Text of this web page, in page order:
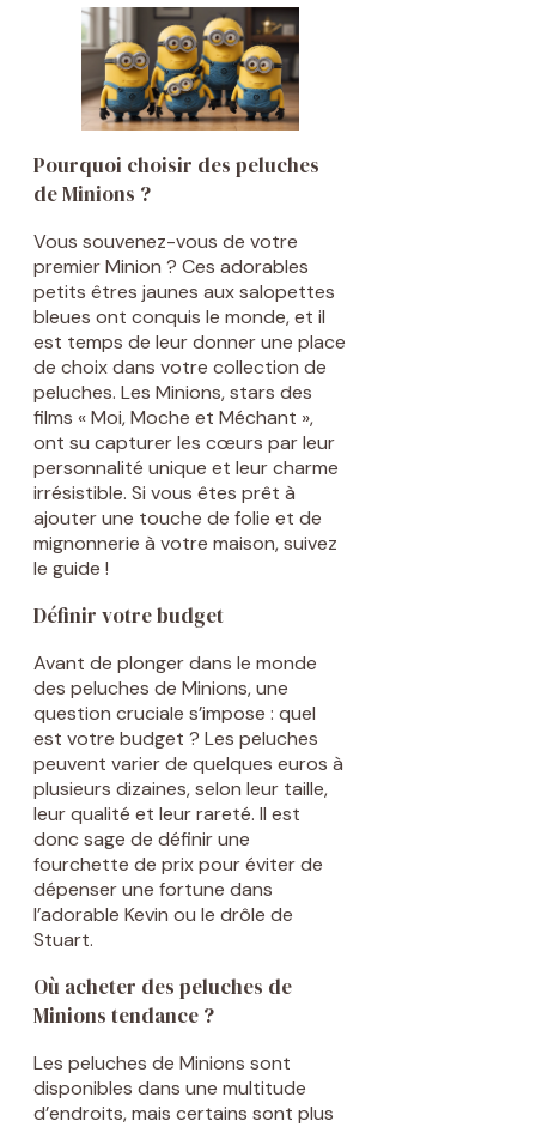
Pourquoi choisir des peluches
de Minions ?
Vous souvenez-vous de votre
premier Minion ? Ces adorables
petits êtres jaunes aux salopettes
bleues ont conquis le monde, et il
est temps de leur donner une place
de choix dans votre collection de
peluches. Les Minions, stars des
films « Moi, Moche et Méchant »,
ont su capturer les cœurs par leur
personnalité unique et leur charme
irrésistible. Si vous êtes prêt à
ajouter une touche de folie et de
mignonnerie à votre maison, suivez
le guide !
Définir votre budget
Avant de plonger dans le monde
des peluches de Minions, une
question cruciale s’impose : quel
est votre budget ? Les peluches
peuvent varier de quelques euros à
plusieurs dizaines, selon leur taille,
leur qualité et leur rareté. Il est
donc sage de définir une
fourchette de prix pour éviter de
dépenser une fortune dans
l’adorable Kevin ou le drôle de
Stuart.
Où acheter des peluches de
Minions tendance ?
Les peluches de Minions sont
disponibles dans une multitude
d’endroits, mais certains sont plus